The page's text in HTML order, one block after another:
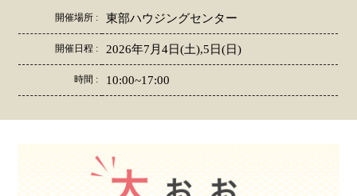
開催場所 : 東部ハウジングセンター
開催日程 : 2026年7月4日(土),5日(日)
時間 : 10:00~17:00